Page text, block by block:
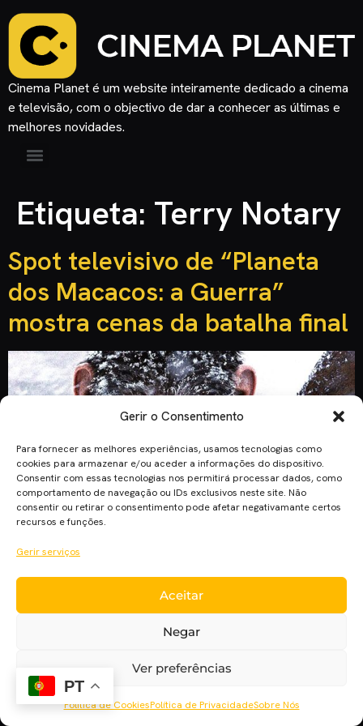
Gerir o Consentimento
Para fornecer as melhores experiências, usamos tecnologias como
cookies para armazenar e/ou aceder a informações do dispositivo.
Consentir com essas tecnologias nos permitirá processar dados, como
comportamento de navegação ou IDs exclusivos neste site. Não
consentir ou retirar o consentimento pode afetar negativamante certos
recursos e funções.
Gerir serviços
Aceitar
Negar
Ver preferências
Política de CookiesPolítica de PrivacidadeSobre Nós
Cinema Planet é um website inteiramente dedicado a cinema
e televisão, com o objectivo de dar a conhecer as últimas e
melhores novidades.
Etiqueta: Terry Notary
Spot televisivo de “Planeta
dos Macacos: a Guerra”
mostra cenas da batalha final
A 20th Century Fox, lançou mais um spot televisivo da saga
“O Planeta dos Macacos”, desta vez revelando a iminente
batalha entre os primatas e a raça humana. Andy Serkis
saga iniciada em 1968, enfrentando os seres humanos numa
PT